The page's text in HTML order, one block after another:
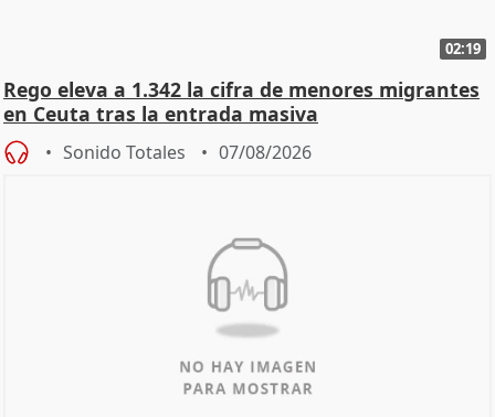
02:19
Rego eleva a 1.342 la cifra de menores migrantes
en Ceuta tras la entrada masiva
Sonido Totales 07/08/2026